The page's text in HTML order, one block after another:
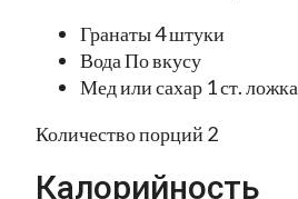
Гранаты 4 штуки
Вода По вкусу
Мед или сахар 1 ст. ложка
Количество порций 2
Калорийность